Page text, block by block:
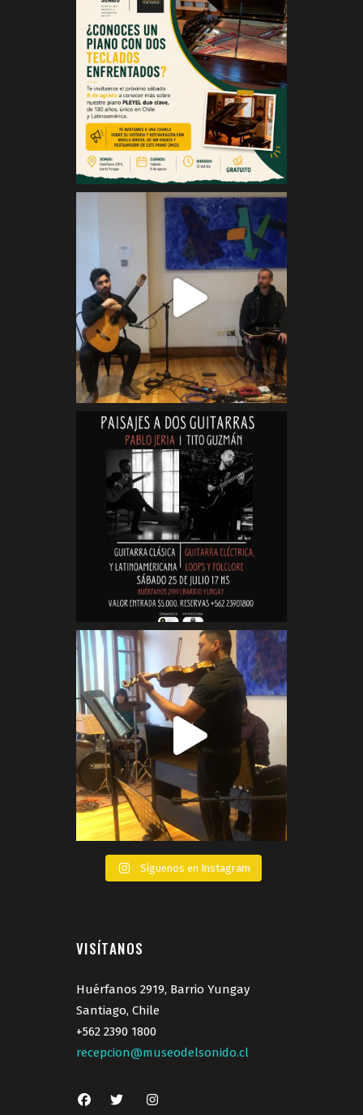
Síguenos en Instagram
VISÍTANOS
Huérfanos 2919, Barrio Yungay
Santiago, Chile
+562 2390 1800
recepcion@museodelsonido.cl